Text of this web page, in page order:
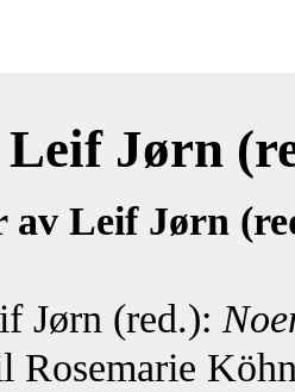
Jørn
av Leif Jørn
Jørn (red.):